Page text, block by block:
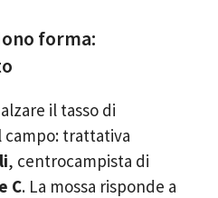
forma:
il tasso di
campo: trattativa
, centrocampista di
C. La mossa risponde a